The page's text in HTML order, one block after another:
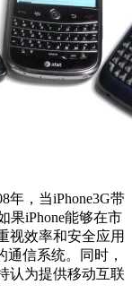
年，当iPhone3G带
果iPhone能够在市
视效率和安全应用
信系统。同时，
认为提供移动互联